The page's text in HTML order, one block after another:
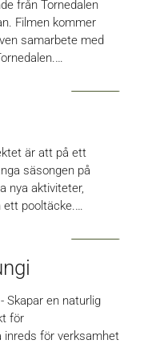
från Tornedalen
Filmen kommer
samarbete med
är att på ett
säsongen på
nya aktiviteter,
ett pooltäcke.…
Skapar en naturlig
för
inreds för verksamhet